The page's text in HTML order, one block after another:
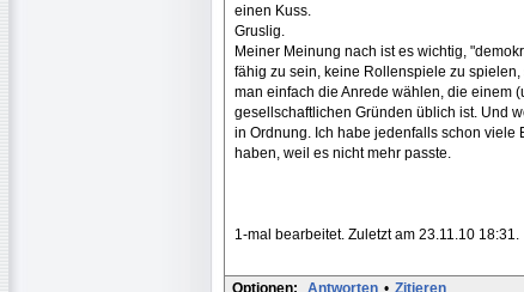
einen Kuss.
Gruslig.
Meiner Meinung nach ist es wichtig,
fähig zu sein, keine Rollenspiele zu
man einfach die Anrede wählen, die einem
gesellschaftlichen Gründen üblich ist. Und
in Ordnung. Ich habe jedenfalls schon
haben, weil es nicht mehr passte.
1-mal bearbeitet. Zuletzt am 23.11.10 18:31.
Optionen: Antworten • Zitieren